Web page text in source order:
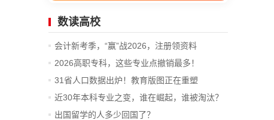
数读高校
会计新考季，“赢”战2026，注册领资料
2026高职专科，这些专业点撤销最多！
31省人口数据出炉！教育版图正在重塑
近30年本科专业之变，谁在崛起，谁被淘汰？
出国留学的人多少回国了？